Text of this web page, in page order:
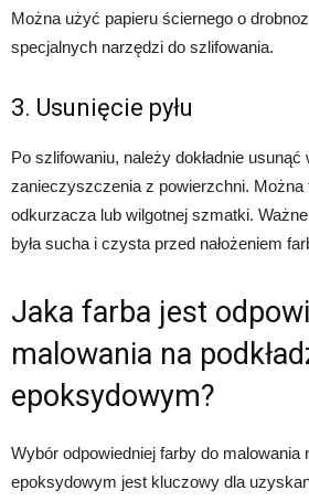
Można użyć papieru ściernego o
specjalnych narzędzi do szlifowania.
3. Usunięcie pyłu
Po szlifowaniu, należy dokładnie usunąć
zanieczyszczenia z powierzchni. Można
odkurzacza lub wilgotnej szmatki.
była sucha i czysta przed nałożeniem
Jaka farba jest
malowania na
epoksydowym?
Wybór odpowiedniej farby do malowania
epoksydowym jest kluczowy dla